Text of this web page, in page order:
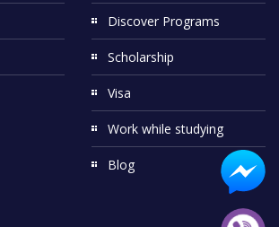
Discover Programs
Scholarship
Visa
Work while studying
Blog